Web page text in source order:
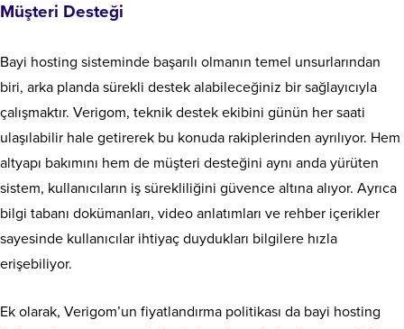
Müşteri Desteği
Bayi hosting sisteminde başarılı olmanın temel unsurlarından
biri, arka planda sürekli destek alabileceğiniz bir sağlayıcıyla
çalışmaktır. Verigom, teknik destek ekibini günün her saati
ulaşılabilir hale getirerek bu konuda rakiplerinden ayrılıyor. Hem
altyapı bakımını hem de müşteri desteğini aynı anda yürüten
sistem, kullanıcıların iş sürekliliğini güvence altına alıyor. Ayrıca
bilgi tabanı dokümanları, video anlatımları ve rehber içerikler
sayesinde kullanıcılar ihtiyaç duydukları bilgilere hızla
erişebiliyor.
Ek olarak, Verigom’un fiyatlandırma politikası da bayi hosting